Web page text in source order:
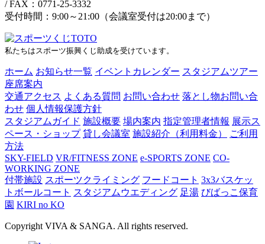
/FAX：0771-25-3332
受付時間：9:00～21:00（会議室受付は20:00まで）
私たちはスポーツ振興くじ助成を受けています。
ホーム お知らせ一覧 イベントカレンダー スタジアムツアー
座席案内
交通アクセス よくある質問 お問い合わせ 落とし物お問い合
わせ 個人情報保護方針
スタジアムガイド 施設概要 場内案内 指定管理者情報 展示ス
ペース・ショップ 貸し会議室 施設紹介（利用料金）
ご利用
方法
SKY-FIELD VR/FITNESS ZONE e-SPORTS ZONE CO-
WORKING ZONE
付帯施設 スポーツクライミング フードコート 3x3バスケッ
トボールコート スタジアムウエディング 足湯 びばっこ保育
園 KIRI no KO
Copyright VIVA & SANGA. All rights reserved.